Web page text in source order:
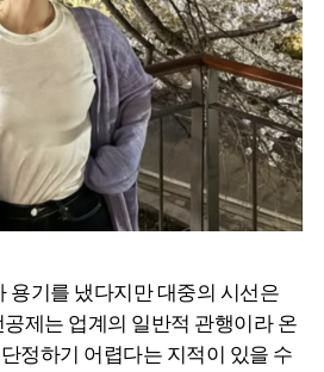
용기를 냈다지만 대중의 시선은
제는 업계의 일반적 관행이라 온
정하기 어렵다는 지적이 있을 수